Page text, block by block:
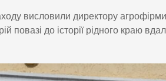
висловили директору
повазі до історії рідного краю